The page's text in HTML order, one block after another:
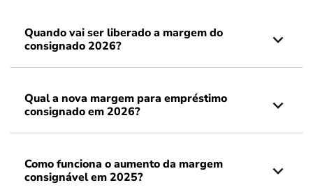
Quando vai ser liberado a margem do
consignado 2026?
Qual a nova margem para empréstimo
consignado em 2026?
Como funciona o aumento da margem
consignável em 2025?